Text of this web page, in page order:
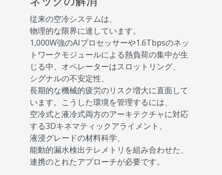
従来の空冷システムは、
物理的な限界に達しています。
1,000W強のAIプロセッサーや1.6Tbpsのネッ
トワークモジュールによる熱負荷の集中が生
じる中、オペレーターはスロットリング、
シグナルの不安定性、
長期的な機械的疲労のリスク増大に直面して
います。こうした環境を管理するには、
空冷式と液冷式両方のアーキテクチャに対応
する3Dキネマティックアライメント、
液浸グレードの材料科学、
能動的漏水検出テレメトリを組み合わせた、
連携のとれたアプローチが必要です。